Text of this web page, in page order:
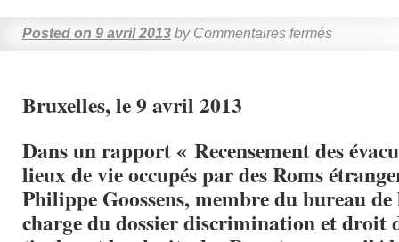
Posted on 9 avril 2013 by Commentaires fermés
Bruxelles, le 9 avril 2013
Dans un rapport « Recensement des
lieux de vie occupés par des Roms
Philippe Goossens, membre du bureau
charge du dossier discrimination et droit